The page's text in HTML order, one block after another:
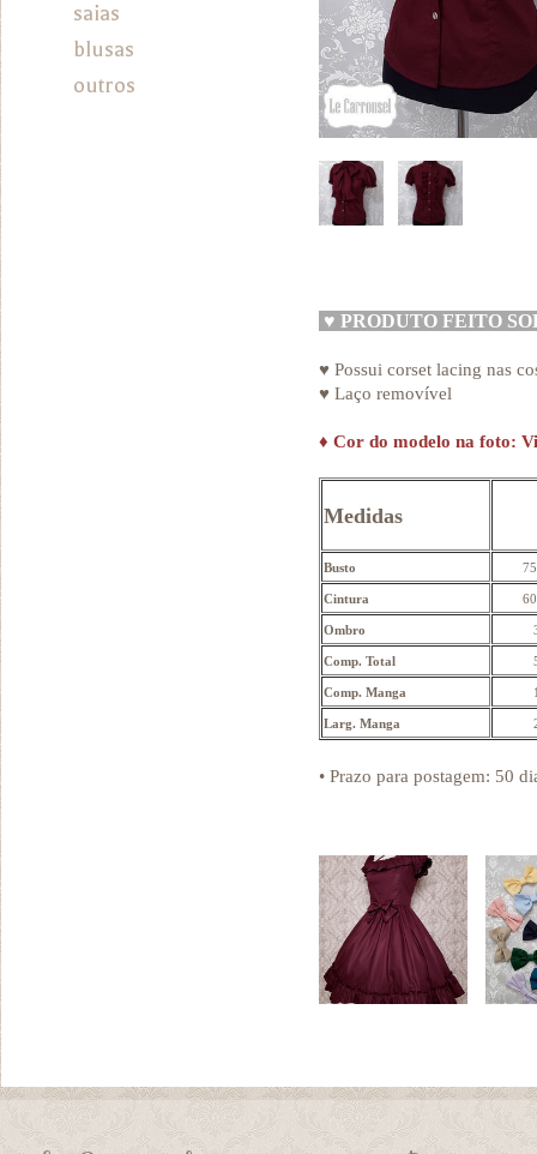
saias
blusas
outros
♥ PRODUTO FEITO
♥ Possui corset lacing nas
♥ Laço removível
♦ Cor do modelo na foto:
Medidas
Busto
Cintura
Ombro
Comp. Total
Comp. Manga
Larg. Manga
• Prazo para postagem: 50